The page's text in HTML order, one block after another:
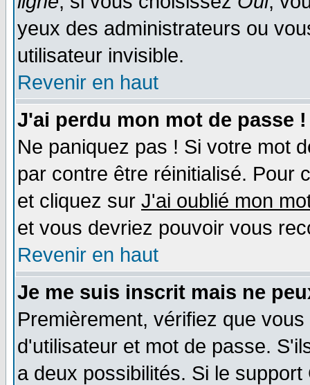
yeux des administrateurs ou
utilisateur invisible.
Revenir en haut
J'ai perdu mon mot de passe !
Ne paniquez pas ! Si votre mot
par contre être réinitialisé. Pour
et cliquez sur J'ai oublié mon
et vous devriez pouvoir vous
Revenir en haut
Je me suis inscrit mais ne
Premièrement, vérifiez que
d'utilisateur et mot de passe.
a deux possibilités. Si le